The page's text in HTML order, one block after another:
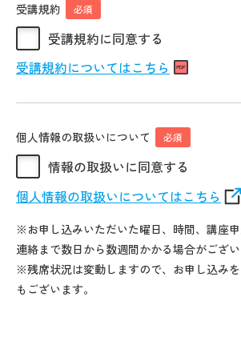
受講規約 必須
受講規約に同意する
受講規約についてはこちら
個人情報の取扱いについて 必須
情報の取扱いに同意する
個人情報の取扱いについてはこちら
※お申し込みいただいた曜日、時間、講座
連絡まで数日から数週間かかる場合がござい
※残席状況は変動しますので、お申し込み
もございます。